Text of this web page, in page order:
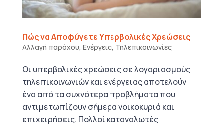
Πώς να Αποφύγετε Υπερβολικές Χρεώσεις
Αλλαγή παρόχου, Ενέργεια, Τηλεπικοινωνίες
Οι υπερβολικές χρεώσεις σε λογαριασμούς
τηλεπικοινωνιών και ενέργειας αποτελούν
ένα από τα συχνότερα προβλήματα που
αντιμετωπίζουν σήμερα νοικοκυριά και
επιχειρήσεις. Πολλοί καταναλωτές